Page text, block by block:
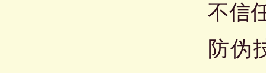
不信
防伪